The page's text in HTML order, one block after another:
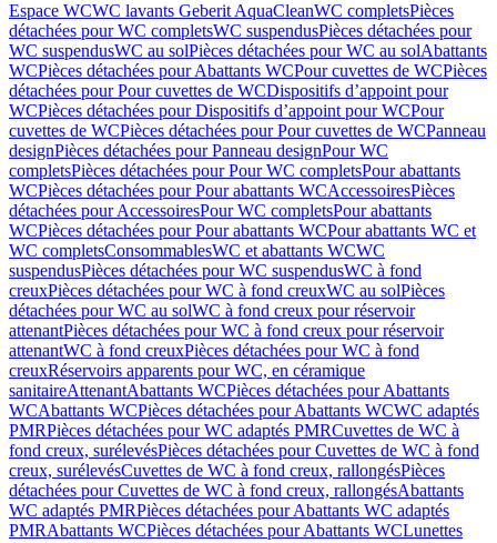
Espace WCWC lavants Geberit AquaCleanWC completsPièces
détachées pour WC completsWC suspendusPièces détachées pour
WC suspendusWC au solPièces détachées pour WC au solAbattants
WCPièces détachées pour Abattants WCPour cuvettes de WCPièces
détachées pour Pour cuvettes de WCDispositifs d’appoint pour
WCPièces détachées pour Dispositifs d’appoint pour WCPour
cuvettes de WCPièces détachées pour Pour cuvettes de WCPanneau
designPièces détachées pour Panneau designPour WC
completsPièces détachées pour Pour WC completsPour abattants
WCPièces détachées pour Pour abattants WCAccessoiresPièces
détachées pour AccessoiresPour WC completsPour abattants
WCPièces détachées pour Pour abattants WCPour abattants WC et
WC completsConsommablesWC et abattants WCWC
suspendusPièces détachées pour WC suspendusWC à fond
creuxPièces détachées pour WC à fond creuxWC au solPièces
détachées pour WC au solWC à fond creux pour réservoir
attenantPièces détachées pour WC à fond creux pour réservoir
attenantWC à fond creuxPièces détachées pour WC à fond
creuxRéservoirs apparents pour WC, en céramique
sanitaireAttenantAbattants WCPièces détachées pour Abattants
WCAbattants WCPièces détachées pour Abattants WCWC adaptés
PMRPièces détachées pour WC adaptés PMRCuvettes de WC à
fond creux, surélevésPièces détachées pour Cuvettes de WC à fond
creux, surélevésCuvettes de WC à fond creux, rallongésPièces
détachées pour Cuvettes de WC à fond creux, rallongésAbattants
WC adaptés PMRPièces détachées pour Abattants WC adaptés
PMRAbattants WCPièces détachées pour Abattants WCLunettes